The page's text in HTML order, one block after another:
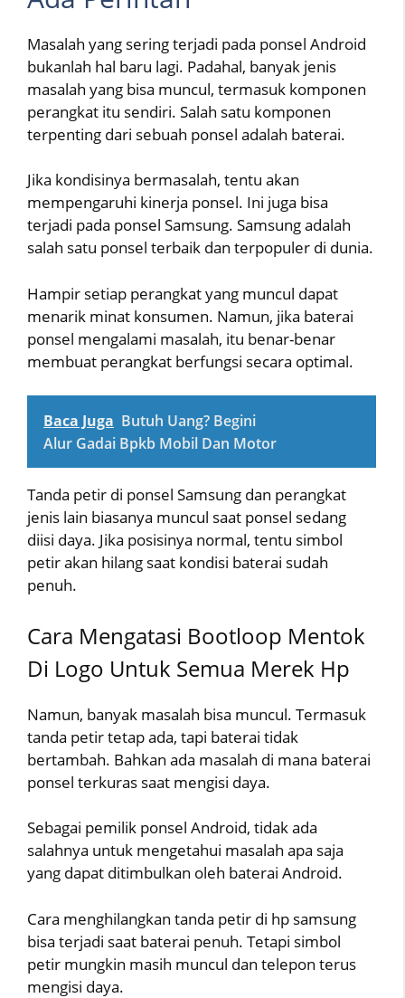
Masalah yang sering terjadi pada ponsel Android
bukanlah hal baru lagi. Padahal, banyak jenis
masalah yang bisa muncul, termasuk komponen
perangkat itu sendiri. Salah satu komponen
terpenting dari sebuah ponsel adalah baterai.
Jika kondisinya bermasalah, tentu akan
mempengaruhi kinerja ponsel. Ini juga bisa
terjadi pada ponsel Samsung. Samsung adalah
salah satu ponsel terbaik dan terpopuler di dunia.
Hampir setiap perangkat yang muncul dapat
menarik minat konsumen. Namun, jika baterai
ponsel mengalami masalah, itu benar-benar
membuat perangkat berfungsi secara optimal.
Baca Juga Butuh Uang? Begini
Alur Gadai Bpkb Mobil Dan Motor
Tanda petir di ponsel Samsung dan perangkat
jenis lain biasanya muncul saat ponsel sedang
diisi daya. Jika posisinya normal, tentu simbol
petir akan hilang saat kondisi baterai sudah
penuh.
Cara Mengatasi Bootloop Mentok
Di Logo Untuk Semua Merek Hp
Namun, banyak masalah bisa muncul. Termasuk
tanda petir tetap ada, tapi baterai tidak
bertambah. Bahkan ada masalah di mana baterai
ponsel terkuras saat mengisi daya.
Sebagai pemilik ponsel Android, tidak ada
salahnya untuk mengetahui masalah apa saja
yang dapat ditimbulkan oleh baterai Android.
Cara menghilangkan tanda petir di hp samsung
bisa terjadi saat baterai penuh. Tetapi simbol
petir mungkin masih muncul dan telepon terus
mengisi daya.